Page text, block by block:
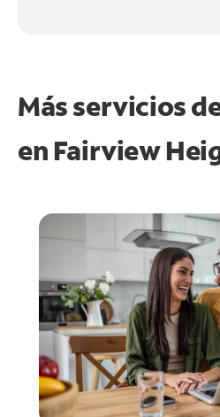
Más servicios
en Fairview